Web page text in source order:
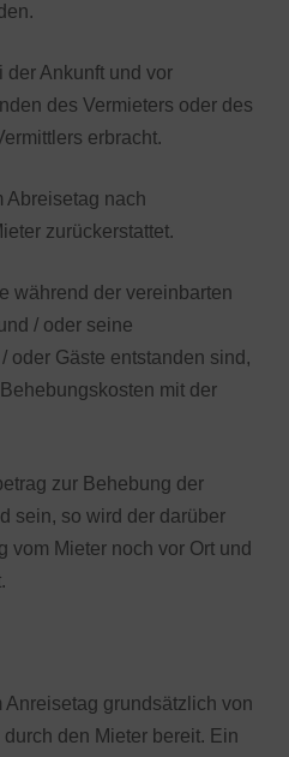
der Ankunft und vor
des Vermieters oder des
erbracht.
Abreisetag nach
zurückerstattet.
während der vereinbarten
/ oder seine
oder Gäste entstanden sind,
mit der
zur Behebung der
sein, so wird der darüber
vom Mieter noch vor Ort und
Anreisetag grundsätzlich von
den Mieter bereit. Ein